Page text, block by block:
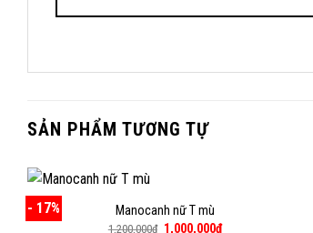
SẢN PHẨM TƯƠNG TỰ
- 17% Manocanh nữ T mù
1,200,000₫ Giá
1,000,000₫Giá